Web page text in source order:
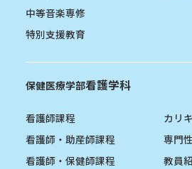
中等音楽専修
特別支援教育
保健医療学部看護学科
看護師課程
看護師・助産師課程
看護師・保健師課程
カリ
専門
教員